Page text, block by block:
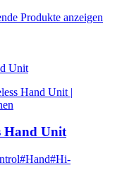
Produkte anzeigen
Unit
Hand Unit
#Hand#Hi-